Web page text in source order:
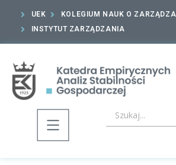
UEK
KOLEGIUM NAUK O
INSTYTUT ZARZĄDZANIA